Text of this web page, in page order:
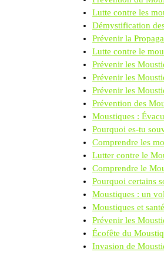
Lutte contre les
Démystification
Prévenir la
Lutte contre le
Prévenir les
Prévenir les
Prévenir les
Prévention des
Moustiques :
Pourquoi es-tu
Comprendre les
Lutter contre le
Comprendre le
Pourquoi certains
Moustiques : un
Moustiques et
Prévenir les
Écofête du
Invasion de